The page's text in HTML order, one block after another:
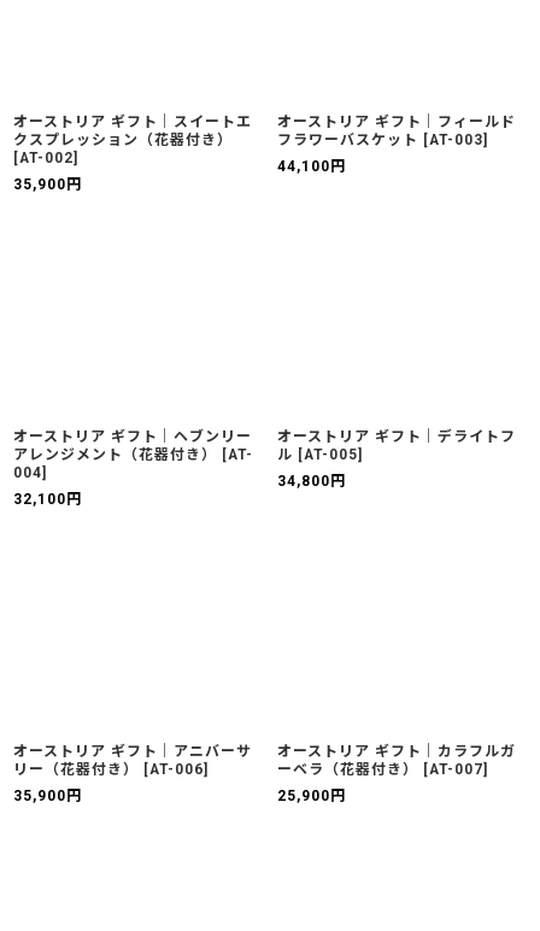
オーストリア ギフト｜スイートエ
クスプレッション（花器付き）
[AT-002]
35,900 円
オーストリア ギフト｜フィールド
フラワーバスケット
[AT-003]
44,100 円
オーストリア ギフト｜ヘブンリー
アレンジメント（花器付き）
[AT-
004]
32,100 円
オーストリア ギフト｜デライトフ
ル [AT-005]
34,800 円
オーストリア ギフト｜アニバーサ
リー（花器付き）
[AT-006]
35,900 円
オーストリア ギフト｜カラフルガ
ーベラ（花器付き）
[AT-007]
25,900 円